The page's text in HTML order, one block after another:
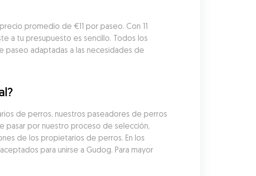
promedio de €11 por paseo. Con 11
a tu presupuesto es sencillo. Todos los
adaptadas a las necesidades de
de perros, nuestros paseadores de perros
pasar por nuestro proceso de selección,
de los propietarios de perros. En los
para unirse a Gudog. Para mayor